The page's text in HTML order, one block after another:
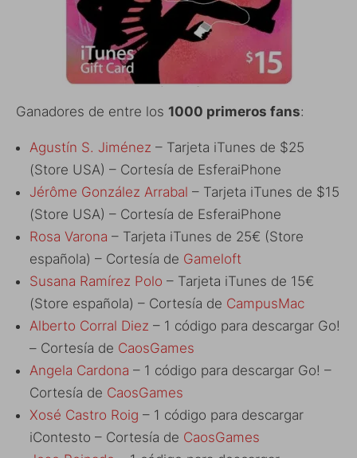
Ganadores de entre los 1000 primeros fans:
Agustín S. Jiménez – Tarjeta iTunes de $25
(Store USA) – Cortesía de EsferaiPhone
Jérôme González Arrabal – Tarjeta iTunes de $15
(Store USA) – Cortesía de EsferaiPhone
Rosa Varona – Tarjeta iTunes de 25€ (Store
española) – Cortesía de Gameloft
Susana Ramírez Polo – Tarjeta iTunes de 15€
(Store española) – Cortesía de CampusMac
Alberto Corral Diez – 1 código para descargar Go!
– Cortesía de CaosGames
Angela Cardona – 1 código para descargar Go! –
Cortesía de CaosGames
Xosé Castro Roig – 1 código para descargar
iContesto – Cortesía de CaosGames